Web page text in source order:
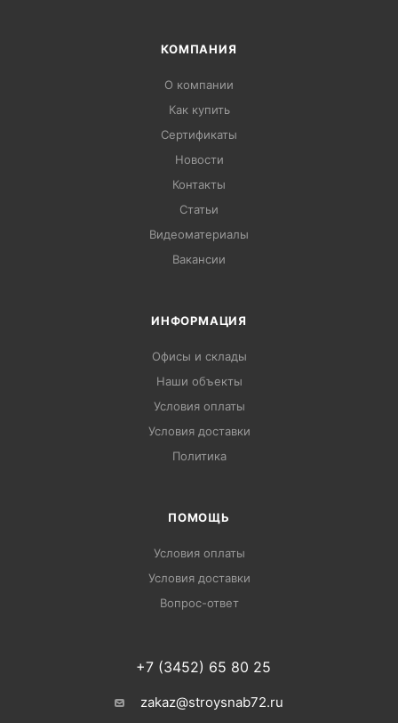
КОМПАНИЯ
О компании
Как купить
Сертификаты
Новости
Контакты
Статьи
Видеоматериалы
Вакансии
ИНФОРМАЦИЯ
Офисы и склады
Наши объекты
Условия оплаты
Условия доставки
Политика
ПОМОЩЬ
Условия оплаты
Условия доставки
Вопрос-ответ
+7 (3452) 65 80 25
zakaz@stroysnab72.ru